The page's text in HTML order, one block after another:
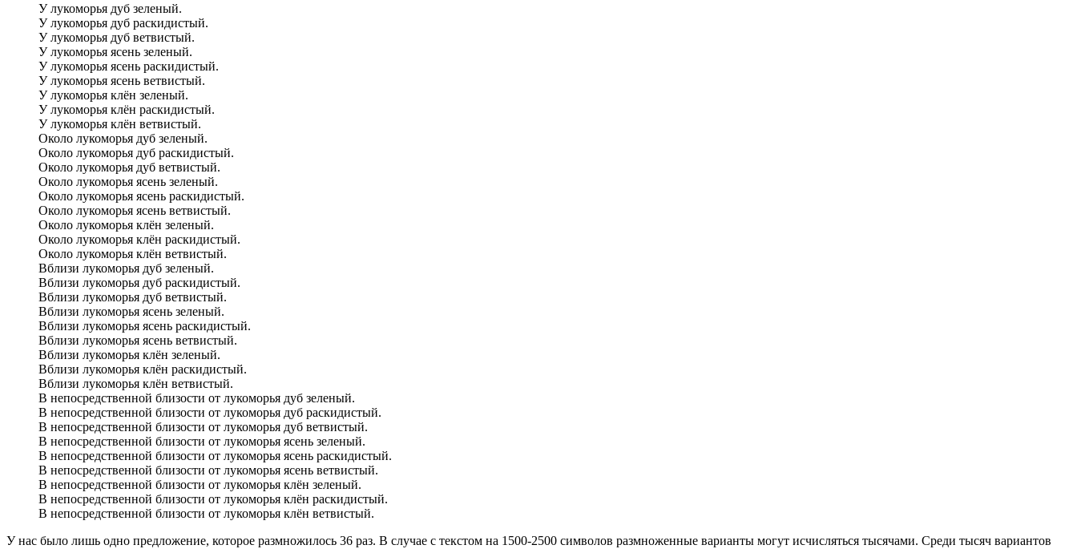
У лукоморья дуб зеленый.
У лукоморья дуб раскидистый.
У лукоморья дуб ветвистый.
У лукоморья ясень зеленый.
У лукоморья ясень раскидистый.
У лукоморья ясень ветвистый.
У лукоморья клён зеленый.
У лукоморья клён раскидистый.
У лукоморья клён ветвистый.
Около лукоморья дуб зеленый.
Около лукоморья дуб раскидистый.
Около лукоморья дуб ветвистый.
Около лукоморья ясень зеленый.
Около лукоморья ясень раскидистый.
Около лукоморья ясень ветвистый.
Около лукоморья клён зеленый.
Около лукоморья клён раскидистый.
Около лукоморья клён ветвистый.
Вблизи лукоморья дуб зеленый.
Вблизи лукоморья дуб раскидистый.
Вблизи лукоморья дуб ветвистый.
Вблизи лукоморья ясень зеленый.
Вблизи лукоморья ясень раскидистый.
Вблизи лукоморья ясень ветвистый.
Вблизи лукоморья клён зеленый.
Вблизи лукоморья клён раскидистый.
Вблизи лукоморья клён ветвистый.
В непосредственной близости от лукоморья дуб зеленый.
В непосредственной близости от лукоморья дуб раскидистый.
В непосредственной близости от лукоморья дуб ветвистый.
В непосредственной близости от лукоморья ясень зеленый.
В непосредственной близости от лукоморья ясень раскидистый.
В непосредственной близости от лукоморья ясень ветвистый.
В непосредственной близости от лукоморья клён зеленый.
В непосредственной близости от лукоморья клён раскидистый.
В непосредственной близости от лукоморья клён ветвистый.
У нас было лишь одно предложение, которое размножилось 36 раз. В случае с текстом на 1500-2500 символов размноженные варианты могут исчисляться тысячами. Среди тысяч вариантов